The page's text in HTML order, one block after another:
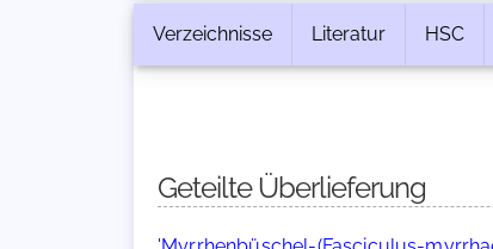
Verzeichnisse Literatur HSC
Geteilte Überlieferung